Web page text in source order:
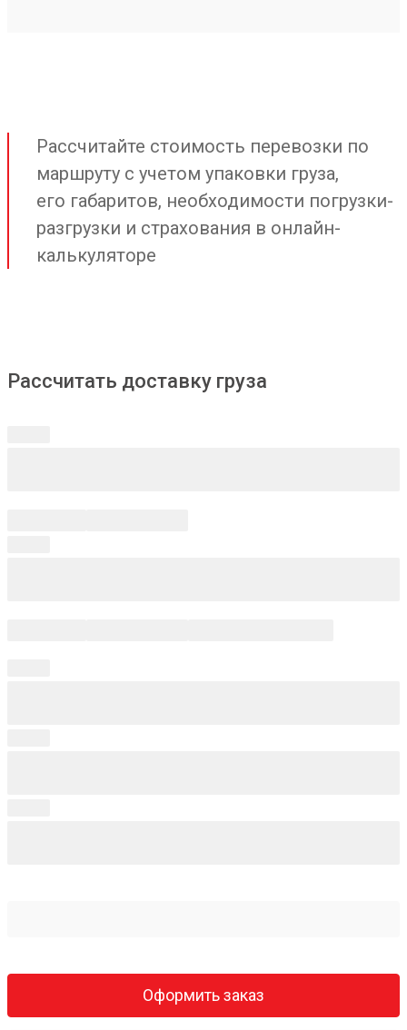
Рассчитайте стоимость перевозки по
маршруту с учетом упаковки груза,
его габаритов, необходимости погрузки-
разгрузки и страхования в онлайн-
калькуляторе
Рассчитать доставку груза
Оформить заказ